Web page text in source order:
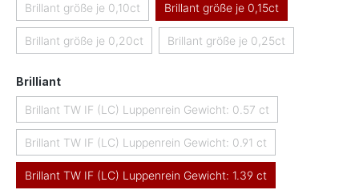
Brillant größe je 0,10ct(Diese Option ist zurzeit nicht verfügbar.)
Brillant größe je 0,15ct
Brillant größe je 0,20ct(Diese Option ist zurzeit nicht verfügbar.)
Brillant größe je 0,25ct
(Diese Option ist zurzeit
Brilliantauswählen
Brillant TW IF (LC) Luppenrein Gewicht: 0.57 ct
(Diese Option ist zurzeit nicht verfügbar.)
Brillant TW IF (LC) Luppenrein Gewicht: 0.91 ct
(Diese Option ist zurzeit nicht verfügbar.)
Brillant TW IF (LC) Luppenrein Gewicht: 1.39 ct